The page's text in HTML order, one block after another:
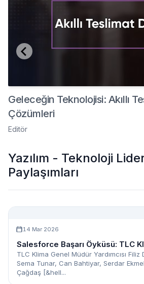
Geleceğin Teknolojisi: Akıllı
Çözümleri
Editör
Yazılım - Teknoloji
Paylaşımları
14 Mar 2026
Salesforce Başarı Öyküsü: TLC
TLC Klima Genel Müdür Yardımcısı
Sema Tunar, Can Bahtiyar, Serdar
Çağdaş [&hell...